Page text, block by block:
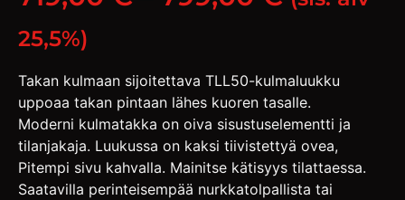
25,5%)
Takan kulmaan sijoitettava TLL50-kulmaluukku
uppoaa takan pintaan lähes kuoren tasalle.
Moderni kulmatakka on oiva sisustuselementti ja
tilanjakaja. Luukussa on kaksi tiivistettyä ovea,
Pitempi sivu kahvalla. Mainitse kätisyys tilattaessa.
Saatavilla perinteisempää nurkkatolpallista tai